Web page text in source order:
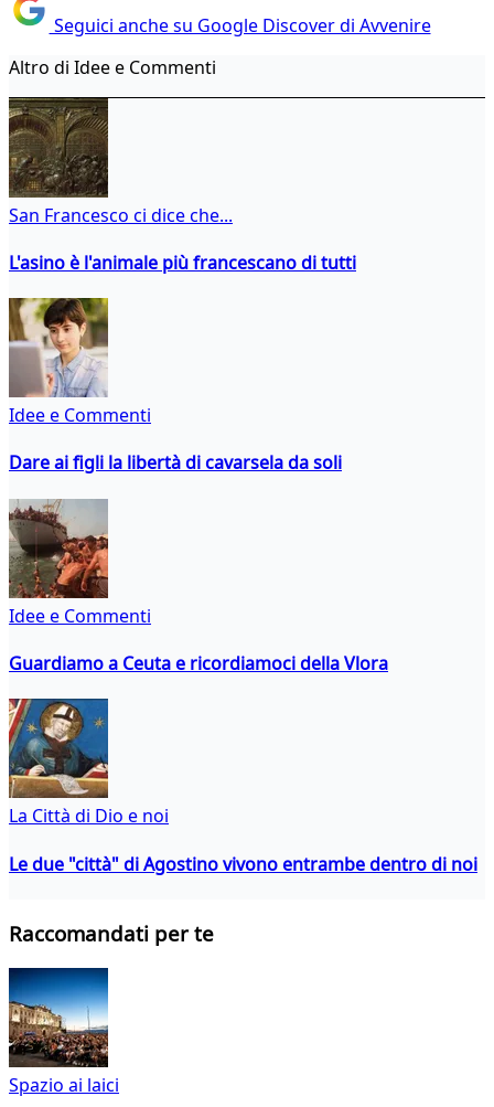
Seguici anche su Google Discover di Avvenire
Altro di Idee e Commenti
San Francesco ci dice che...
L'asino è l'animale più francescano di tutti
Idee e Commenti
Dare ai figli la libertà di cavarsela da soli
Idee e Commenti
Guardiamo a Ceuta e ricordiamoci della Vlora
La Città di Dio e noi
Le due "città" di Agostino vivono entrambe dentro di noi
Raccomandati per te
Spazio ai laici